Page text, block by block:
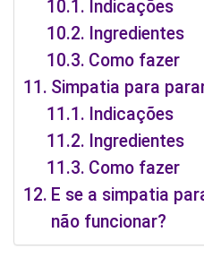
Indicações
Ingredientes
Como fazer
Simpatia para
Indicações
Ingredientes
Como fazer
E se a simpatia
não funcionar?